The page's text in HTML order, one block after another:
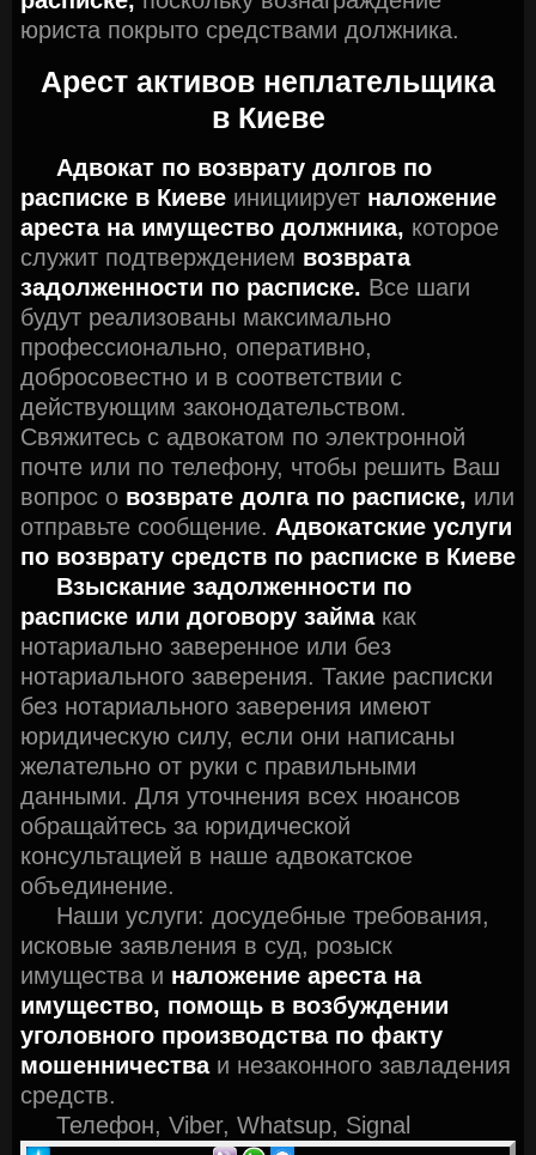
юриста покрыто средствами должника.
Арест активов неплательщика
в Киеве
Адвокат по возврату долгов по
расписке в Киеве инициирует наложение
ареста на имущество должника, которое
служит подтверждением возврата
задолженности по расписке. Все шаги
будут реализованы максимально
профессионально, оперативно,
добросовестно и в соответствии с
действующим законодательством.
Свяжитесь с адвокатом по электронной
почте или по телефону, чтобы решить Ваш
вопрос о возврате долга по расписке, или
отправьте сообщение. Адвокатские услуги
по возврату средств по расписке в Киеве
Взыскание задолженности по
расписке или договору займа как
нотариально заверенное или без
нотариального заверения. Такие расписки
без нотариального заверения имеют
юридическую силу, если они написаны
желательно от руки с правильными
данными. Для уточнения всех нюансов
обращайтесь за юридической
консультацией в наше адвокатское
объединение.
Наши услуги: досудебные требования,
исковые заявления в суд, розыск
имущества и наложение ареста на
имущество, помощь в возбуждении
уголовного производства по факту
мошенничества и незаконного завладения
средств.
Телефон, Viber, Whatsup, Signal